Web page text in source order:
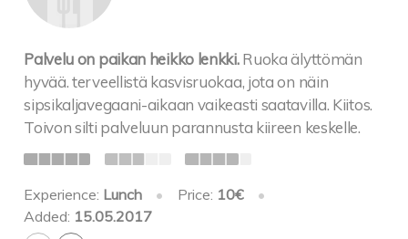
Palvelu on paikan heikko lenkki. Ruoka älyttömän
hyvää. terveellistä kasvisruokaa, jota on näin
sipsikaljavegaani-aikaan vaikeasti saatavilla. Kiitos.
Toivon silti palveluun parannusta kiireen keskelle.
Experience: Lunch • Price: 10€
•
Added: 15.05.2017